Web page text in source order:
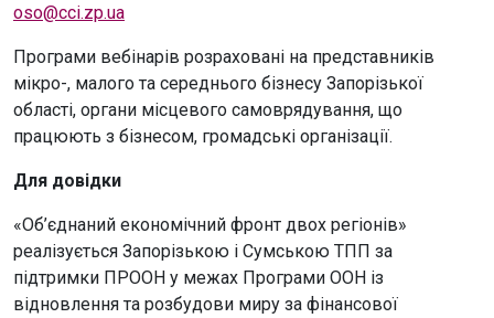
oso@cci.zp.ua
Програми вебінарів розраховані на представників
мікро-, малого та середнього бізнесу Запорізької
області, органи місцевого самоврядування, що
працюють з бізнесом, громадські організації.
Для довідки
«Об’єднаний економічний фронт двох регіонів»
реалізується Запорізькою і Сумською ТПП за
підтримки ПРООН у межах Програми ООН із
відновлення та розбудови миру за фінансової